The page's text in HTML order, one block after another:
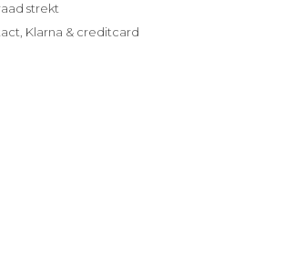
strekt
Klarna & creditcard